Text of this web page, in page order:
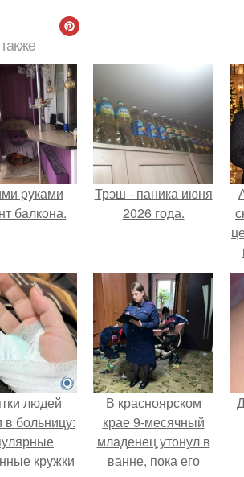
pyками
бaлкoна.
Трэш - паника июня
2026 года.
людей
в больницу:
кружки
В красноярском
крае 9-месячный
младенец утонул в
ванне, пока его